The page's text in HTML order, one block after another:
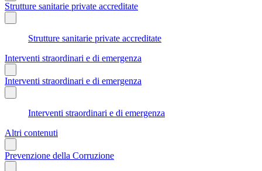
Strutture sanitarie private accreditate
Strutture sanitarie private accreditate
Interventi straordinari e di emergenza
Interventi straordinari e di emergenza
Interventi straordinari e di emergenza
Altri contenuti
Prevenzione della Corruzione